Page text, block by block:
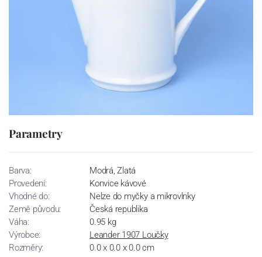
Parametry
Barva:
Modrá, Zlatá
Provedení:
Konvice kávové
Vhodné do:
Nelze do myčky a mikrovlnky
Země původu:
Česká republika
Váha:
0.95 kg
Výrobce:
Leander 1907 Loučky
Rozměry:
0.0 x 0.0 x 0.0 cm